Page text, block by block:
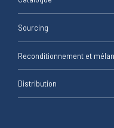
Sourcing
Reconditionnement et
Distribution